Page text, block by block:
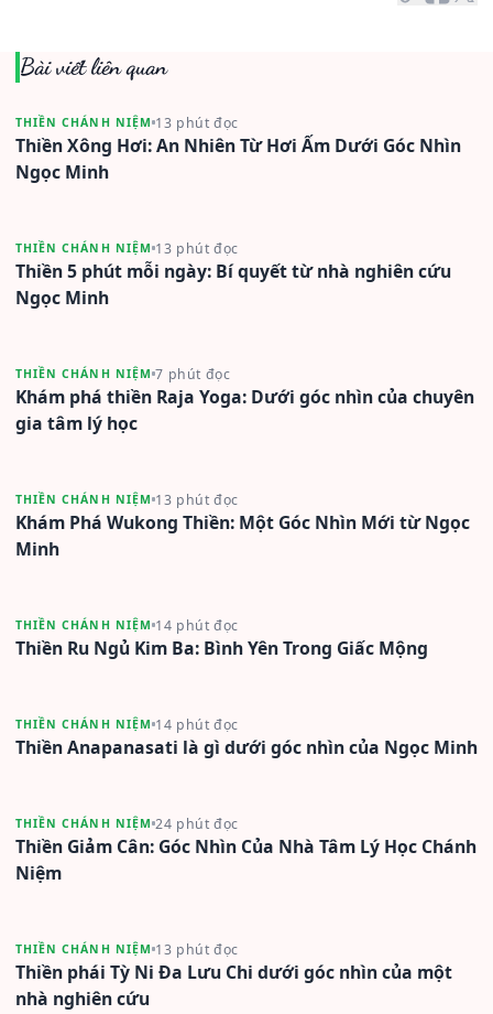
Bài viết liên quan
THIỀN CHÁNH NIỆM 13 phút đọc
Thiền Xông Hơi: An Nhiên Từ Hơi Ấm Dưới Góc Nhìn
Ngọc Minh
THIỀN CHÁNH NIỆM 13 phút đọc
Thiền 5 phút mỗi ngày: Bí quyết từ nhà nghiên cứu
Ngọc Minh
THIỀN CHÁNH NIỆM 7 phút đọc
Khám phá thiền Raja Yoga: Dưới góc nhìn của chuyên
gia tâm lý học
THIỀN CHÁNH NIỆM 13 phút đọc
Khám Phá Wukong Thiền: Một Góc Nhìn Mới từ Ngọc
Minh
THIỀN CHÁNH NIỆM 14 phút đọc
Thiền Ru Ngủ Kim Ba: Bình Yên Trong Giấc Mộng
THIỀN CHÁNH NIỆM 14 phút đọc
Thiền Anapanasati là gì dưới góc nhìn của Ngọc Minh
THIỀN CHÁNH NIỆM 24 phút đọc
Thiền Giảm Cân: Góc Nhìn Của Nhà Tâm Lý Học Chánh
Niệm
THIỀN CHÁNH NIỆM 13 phút đọc
Thiền phái Tỳ Ni Đa Lưu Chi dưới góc nhìn của một
nhà nghiên cứu